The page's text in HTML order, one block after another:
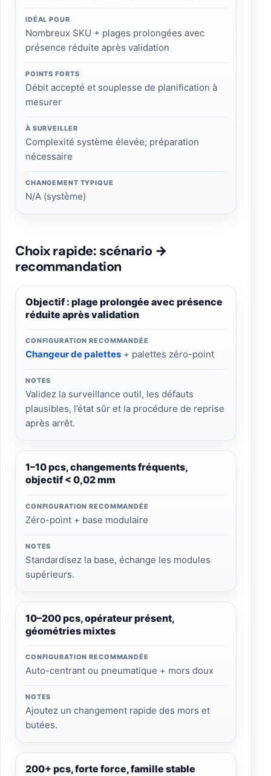
IDÉAL POUR
Nombreux SKU + plages prolongées avec
présence réduite après validation
POINTS FORTS
Débit accepté et souplesse de planification à
mesurer
À SURVEILLER
Complexité système élevée; préparation
nécessaire
CHANGEMENT TYPIQUE
N/A (système)
Choix rapide: scénario →
recommandation
Objectif : plage prolongée avec présence
réduite après validation
CONFIGURATION RECOMMANDÉE
Changeur de palettes + palettes zéro-point
NOTES
Validez la surveillance outil, les défauts
plausibles, l’état sûr et la procédure de reprise
après arrêt.
1–10 pcs, changements fréquents,
objectif < 0,02 mm
CONFIGURATION RECOMMANDÉE
Zéro-point + base modulaire
NOTES
Standardisez la base, échange les modules
supérieurs.
10–200 pcs, opérateur présent,
géométries mixtes
CONFIGURATION RECOMMANDÉE
Auto-centrant ou pneumatique + mors doux
NOTES
Ajoutez un changement rapide des mors et
butées.
200+ pcs, forte force, famille stable